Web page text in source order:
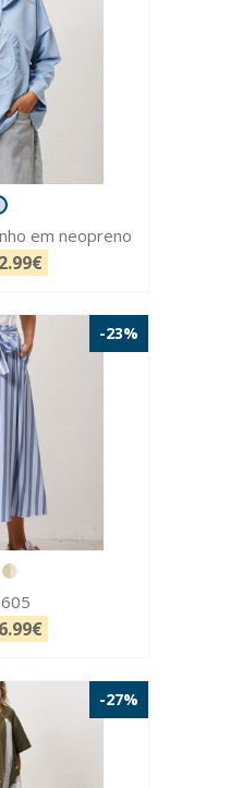
em neopreno
-23%
-27%